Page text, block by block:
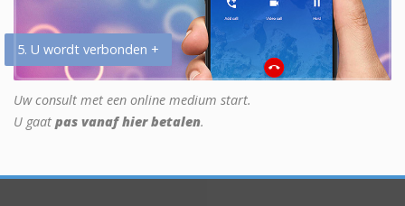
5. U wordt verbonden +
Uw consult met een online medium start.
U gaat pas vanaf hier betalen.